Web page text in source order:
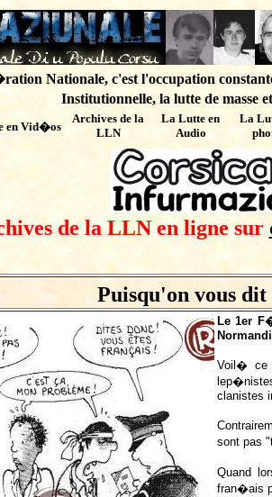
Nationale, c'est l'occupation
Institutionnelle, la lutte de masse
en Vid�os
Archives de la
LLN
La Lutte en
Audio
La
de la LLN en ligne sur
Puisqu'on vous
Le 1er
Voil� ce
clanistes
sont pas
Quand
fran�ais